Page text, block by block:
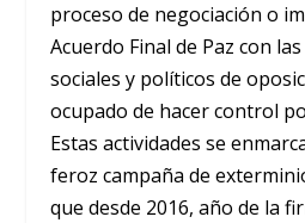
proceso de negociación o
Acuerdo Final de Paz con
sociales y políticos de
ocupado de hacer control
Estas actividades se
feroz campaña de
que desde 2016, año de la